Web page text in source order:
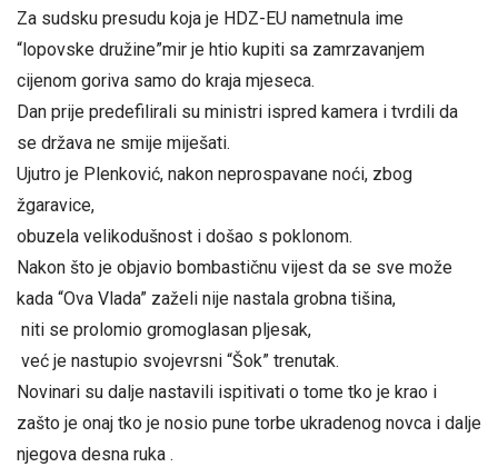
Za sudsku presudu koja je HDZ-EU nametnula ime
“lopovske družine”mir je htio kupiti sa zamrzavanjem
cijenom goriva samo do kraja mjeseca.
Dan prije predefilirali su ministri ispred kamera i tvrdili da
se država ne smije miješati.
Ujutro je Plenković, nakon neprospavane noći, zbog
žgaravice,
obuzela velikodušnost i došao s poklonom.
Nakon što je objavio bombastičnu vijest da se sve može
kada “Ova Vlada” zaželi nije nastala grobna tišina,
niti se prolomio gromoglasan pljesak,
već je nastupio svojevrsni “Šok” trenutak.
Novinari su dalje nastavili ispitivati o tome tko je krao i
zašto je onaj tko je nosio pune torbe ukradenog novca i dalje
njegova desna ruka .